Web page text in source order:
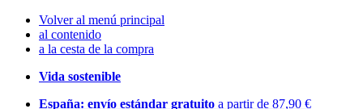
Volver al menú principal
al contenido
a la cesta de la compra
Vida sostenible
España: envío estándar gratuito a partir de 87,90 €